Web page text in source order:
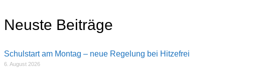
Neuste Beiträge
Schulstart am Montag – neue Regelung bei Hitzefrei
6. August 2026